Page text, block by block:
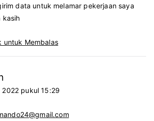
data untuk melamar pekerjaan saya
kasih
untuk Membalas
2022 pukul 15:29